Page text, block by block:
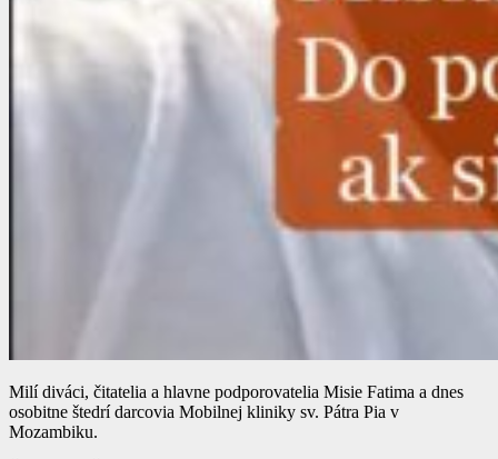
Milí diváci, čitatelia a hlavne podporovatelia Misie Fatima a dnes
osobitne štedrí darcovia Mobilnej kliniky sv. Pátra Pia v
Mozambiku.